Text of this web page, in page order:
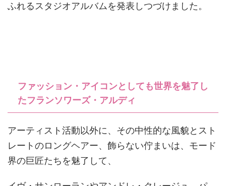
ふれるスタジオアルバムを発表しつづけました。
ファッション・アイコンとしても世界を魅了し
たフランソワーズ・アルディ
アーティスト活動以外に、その中性的な風貌とスト
レートのロングヘアー、飾らない佇まいは、モード
界の巨匠たちを魅了して、